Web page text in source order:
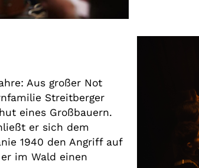
Aus großer Not
Streitberger
eines Großbauern.
er sich dem
1940 den Angriff auf
im Wald einen